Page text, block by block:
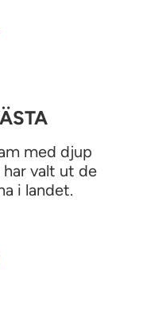
med djup
har valt ut de
i landet.